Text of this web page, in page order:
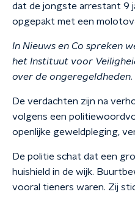
dat de jongste arrestant 9
opgepakt met een
In Nieuws en Co spreken
het Instituut voor
over de ongeregeldheden.
De verdachten zijn na
volgens een
openlijke geweldpleging,
De politie schat dat een
huishield in de wijk.
vooral tieners waren. Zij